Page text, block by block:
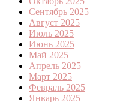
Сентябрь 2025
Август 2025
Июль 2025
Июнь 2025
Май 2025
Апрель 2025
Март 2025
Февраль 2025
Январь 2025